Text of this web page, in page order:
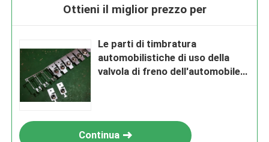
Ottieni il miglior prezzo per
Le parti di timbratura
automobilistiche di uso della
valvola di freno dell'automobile
Continua